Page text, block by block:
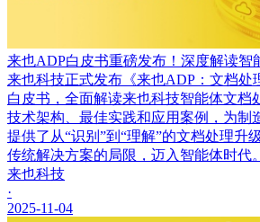
来也ADP白皮书重磅发布！深度解读智
来也科技正式发布《来也ADP：文档处
白皮书，全面解读来也科技智能体文档
技术架构、最佳实践和应用案例，为制
提供了从“识别”到“理解”的文档处理升
传统解决方案的局限，迈入智能体时代。
来也科技
·
2025-11-04